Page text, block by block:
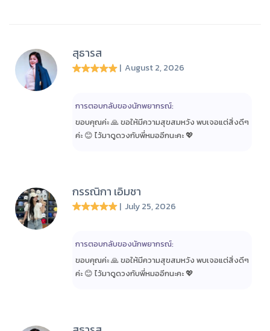
สุธารส
| August 2, 2026
การตอบกลับของนักพยากรณ์:
ขอบคุณค่ะ 🙏 ขอให้มีความสุขสมหวัง พบเจอแต่สิ่งดีๆ
ค่ะ 😊 ไว้มาดูดวงกับพี่หมออีกนะคะ 💖
กรรณิกา เอิมชา
| July 25, 2026
การตอบกลับของนักพยากรณ์:
ขอบคุณค่ะ 🙏 ขอให้มีความสุขสมหวัง พบเจอแต่สิ่งดีๆ
ค่ะ 😊 ไว้มาดูดวงกับพี่หมออีกนะคะ 💖